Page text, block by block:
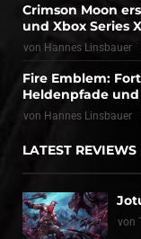
Crimson Moon
und Xbox Series
von Hannes Linsbauer
Fire Emblem:
Heldenpfade
von Hannes Linsbauer
LATEST REVIEWS
von